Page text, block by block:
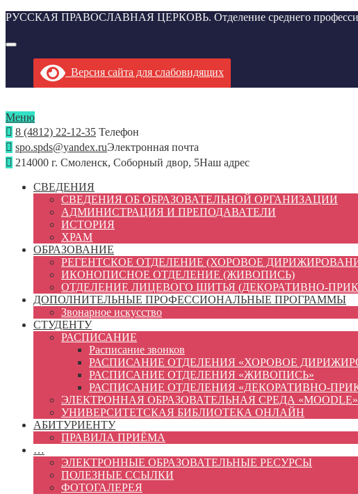
РУССКАЯ ПРАВОСЛАВНАЯ ЦЕРКОВЬ. Отделение среднего
Версия сайта для слабовидящих
Меню
8 (4812) 22-12-35 Телефон
spo.spds@yandex.ruЭлектронная почта
214000 г. Смоленск, Соборный двор, 5Наш адрес
СВЕДЕНИЯ
СВЕДЕНИЯ ОБ ОБРАЗОВАТЕЛЬНОЙ ОРГАНИЗАЦИИ
АДМИНИСТРАЦИЯ И ПРЕПОДАВАТЕЛИ
ИСТОРИЯ
ХРАМ
ОБРАЗОВАНИЕ
РЕГЕНТСКОЕ ОТДЕЛЕНИЕ (ХОРОВОЕ
ИКОНОПИСНОЕ ОТДЕЛЕНИЕ (ЖИВОПИСЬ)
ОТДЕЛЕНИЕ ЛИЦЕВОГО ШИТЬЯ (ДЕКОРАТИВНО-
ДОПОЛНИТЕЛЬНЫЕ ПРОФЕССИОНАЛЬНЫЕ ПРОГРАММЫ
Звонарное искусство
СТУДЕНТУ
РАСПИСАНИЕ
Расписание звонков
РАСПИСАНИЕ ОТДЕЛЕНИЯ «ХОРОВОЕ
РАСПИСАНИЕ ОТДЕЛЕНИЯ «ЖИВОПИСЬ»
РАСПИСАНИЕ ОТДЕЛЕНИЯ «ДЕКОРАТИВНО-
ЭЛЕКТРОННАЯ ОБРАЗОВАТЕЛЬНАЯ СРЕДА «MOODLE»
УНИВЕРСИТЕТСКАЯ БИБЛИОТЕКА ОНЛАЙН
АБИТУРИЕНТУ
ПРАВИЛА ПРИЁМА
…
ЭЛЕКТРОННЫЕ ОБРАЗОВАТЕЛЬНЫЕ РЕСУРСЫ
ПОЛЕЗНЫЕ ССЫЛКИ
ФОТОГАЛЕРЕЯ